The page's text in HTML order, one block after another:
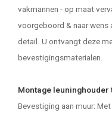
vakmannen - op maat
voorgeboord & naar
detail. U ontvangt deze
bevestigingsmaterialen.
Montage leuninghouder
Bevestiging aan muur: